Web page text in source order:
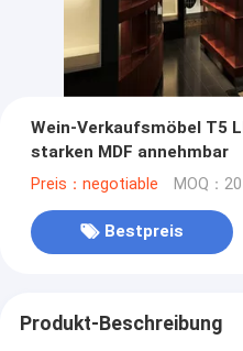
Wein-Verkaufsmöbel T5
starken MDF annehmbar
Preis：negotiable MOQ：
Bestpreis
Produkt-Beschreibung